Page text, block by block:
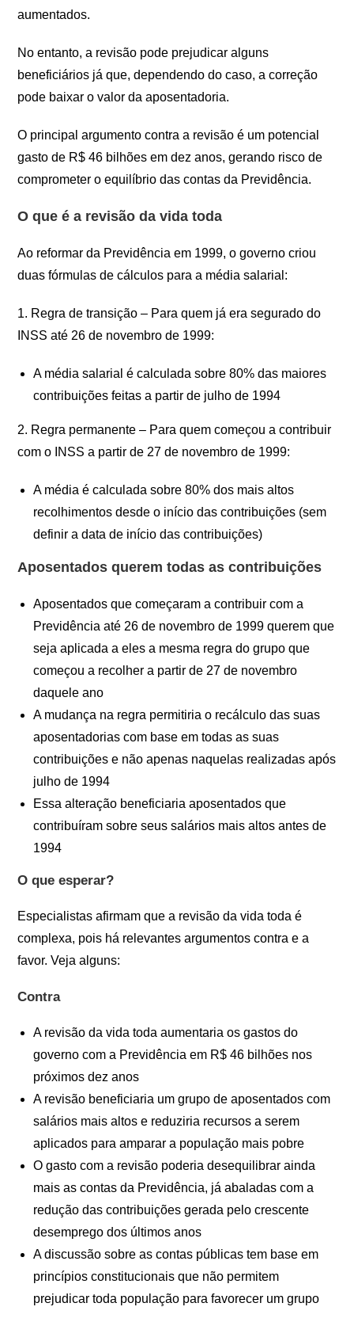
aumentados.
No entanto, a revisão pode prejudicar alguns
beneficiários já que, dependendo do caso, a correção
pode baixar o valor da aposentadoria.
O principal argumento contra a revisão é um potencial
gasto de R$ 46 bilhões em dez anos, gerando risco de
comprometer o equilíbrio das contas da Previdência.
O que é a revisão da vida toda
Ao reformar da Previdência em 1999, o governo criou
duas fórmulas de cálculos para a média salarial:
1. Regra de transição – Para quem já era segurado do
INSS até 26 de novembro de 1999:
A média salarial é calculada sobre 80% das maiores
contribuições feitas a partir de julho de 1994
2. Regra permanente – Para quem começou a contribuir
com o INSS a partir de 27 de novembro de 1999:
A média é calculada sobre 80% dos mais altos
recolhimentos desde o início das contribuições (sem
definir a data de início das contribuições)
Aposentados querem todas as contribuições
Aposentados que começaram a contribuir com a
Previdência até 26 de novembro de 1999 querem que
seja aplicada a eles a mesma regra do grupo que
começou a recolher a partir de 27 de novembro
daquele ano
A mudança na regra permitiria o recálculo das suas
aposentadorias com base em todas as suas
contribuições e não apenas naquelas realizadas após
julho de 1994
Essa alteração beneficiaria aposentados que
contribuíram sobre seus salários mais altos antes de
1994
O que esperar?
Especialistas afirmam que a revisão da vida toda é
complexa, pois há relevantes argumentos contra e a
favor. Veja alguns:
Contra
A revisão da vida toda aumentaria os gastos do
governo com a Previdência em R$ 46 bilhões nos
próximos dez anos
A revisão beneficiaria um grupo de aposentados com
salários mais altos e reduziria recursos a serem
aplicados para amparar a população mais pobre
O gasto com a revisão poderia desequilibrar ainda
mais as contas da Previdência, já abaladas com a
redução das contribuições gerada pelo crescente
desemprego dos últimos anos
A discussão sobre as contas públicas tem base em
princípios constitucionais que não permitem
prejudicar toda população para favorecer um grupo